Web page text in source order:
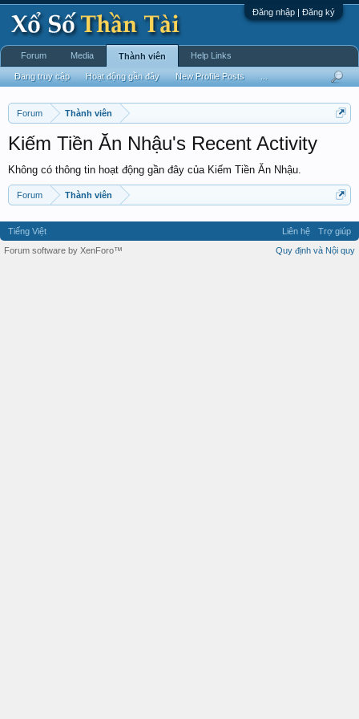
Đăng nhập | Đăng ký
Forum Thành viên
Kiếm Tiền Ăn Nhậu's Recent Activity
Không có thông tin hoạt động gần đây của Kiếm Tiền Ăn Nhậu.
Forum Thành viên
Forum Media Thành viên
Đang truy cập Hoạt động gần đây New Profile Posts
Help Links
Tiếng Việt Liên hệ
Trợ giúp
Quy định và Nội quy
Forum software by XenForo™